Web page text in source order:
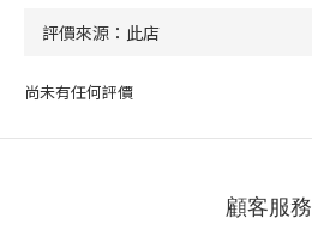
尚未有任何評價
顧客服務